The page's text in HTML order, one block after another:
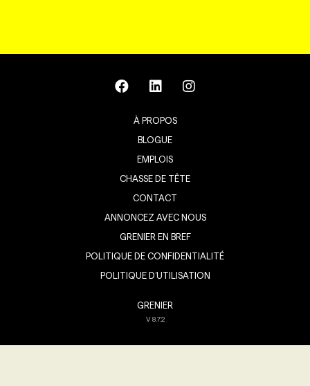
À PROPOS
BLOGUE
EMPLOIS
CHASSE DE TÊTE
CONTACT
ANNONCEZ AVEC NOUS
GRENIER EN BREF
POLITIQUE DE CONFIDENTIALITÉ
POLITIQUE D’UTILISATION
GRENIER
V8.7.2